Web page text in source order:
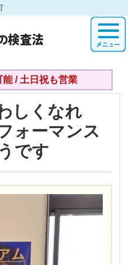
/ 土日祝も営業
しくなれ
ォーマンス
です